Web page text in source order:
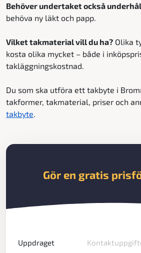
Behöver undertaket också
behöva ny läkt och papp.
Vilket takmaterial vill du ha? Olika
kosta olika mycket – både i
takläggningskostnad.
Du som ska utföra ett takbyte i
takformer, takmaterial, priser och
takbyte.
Gör en gratis
Uppdraget